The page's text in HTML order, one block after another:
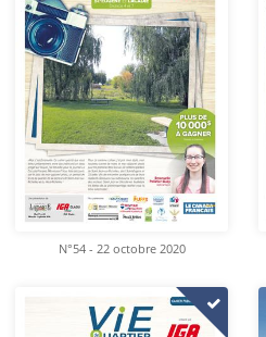
N°54 - 22 octobre 2020